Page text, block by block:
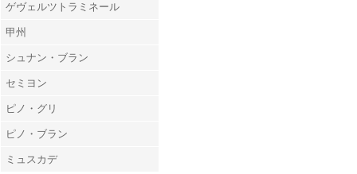
ゲヴェルツトラミネール
甲州
シュナン・ブラン
セミヨン
ピノ・グリ
ピノ・ブラン
ミュスカデ